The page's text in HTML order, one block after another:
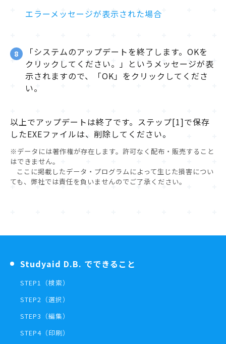
エラーメッセージが表示された場合
8
「システムのアップデートを終了します。OKを
クリックしてください。」というメッセージが表
示されますので、「OK」をクリックしてくださ
い。
以上でアップデートは終了です。ステップ[1]で保存
したEXEファイルは、削除してください。
※データには著作権が存在します。許可なく配布・販売すること
はできません。
ここに掲載したデータ・プログラムによって生じた損害につい
ても、弊社では責任を負いませんのでご了承ください。
Studyaid D.B. でできること
STEP1（検索）
STEP2（選択）
STEP3（編集）
STEP4（印刷）